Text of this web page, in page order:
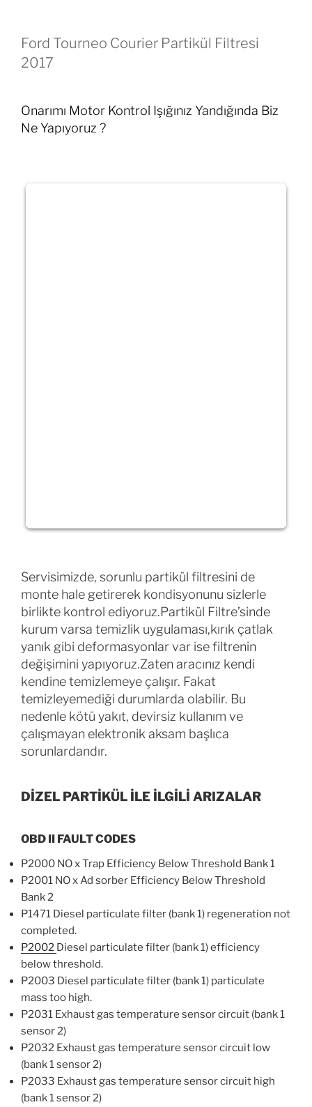
Ford Tourneo Courier Partikül Filtresi
2017
Onarımı Motor Kontrol Işığınız Yandığında Biz
Ne Yapıyoruz ?
Servisimizde, sorunlu partikül filtresini de
monte hale getirerek kondisyonunu sizlerle
birlikte kontrol ediyoruz.Partikül Filtre’sinde
kurum varsa temizlik uygulaması,kırık çatlak
yanık gibi deformasyonlar var ise filtrenin
değişimini yapıyoruz.Zaten aracınız kendi
kendine temizlemeye çalışır. Fakat
temizleyemediği durumlarda olabilir. Bu
nedenle kötü yakıt, devirsiz kullanım ve
çalışmayan elektronik aksam başlıca
sorunlardandır.
DİZEL PARTİKÜL İLE İLGİLİ ARIZALAR
OBD II FAULT CODES
P2000 NO x Trap Efficiency Below Threshold Bank 1
P2001 NO x Ad sorber Efficiency Below Threshold
Bank 2
P1471 Diesel particulate filter (bank 1) regeneration not
completed.
P2002 Diesel particulate filter (bank 1) efficiency
below threshold.
P2003 Diesel particulate filter (bank 1) particulate
mass too high.
P2031 Exhaust gas temperature sensor circuit (bank 1
sensor 2)
P2032 Exhaust gas temperature sensor circuit low
(bank 1 sensor 2)
P2033 Exhaust gas temperature sensor circuit high
(bank 1 sensor 2)